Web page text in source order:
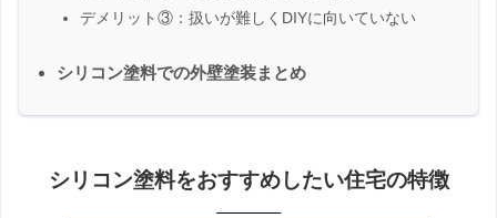
デメリット③：扱いが難しくDIYに向いていない
シリコン塗料での外壁塗装まとめ
シリコン塗料をおすすめしたい住宅の特徴